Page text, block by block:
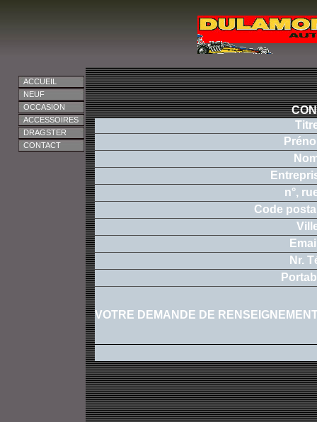
ACCUEIL
NEUF
OCCASION
ACCESSOIRES
DRAGSTER
CONTACT
n°,
Code
Nr.
VOTRE DEMANDE DE